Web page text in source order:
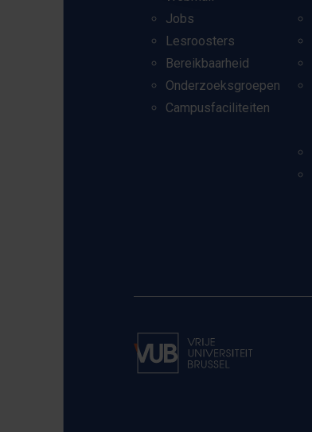
Jobs
Lesroosters
Bereikbaarheid
Onderzoeksgroepen
Campusfaciliteiten